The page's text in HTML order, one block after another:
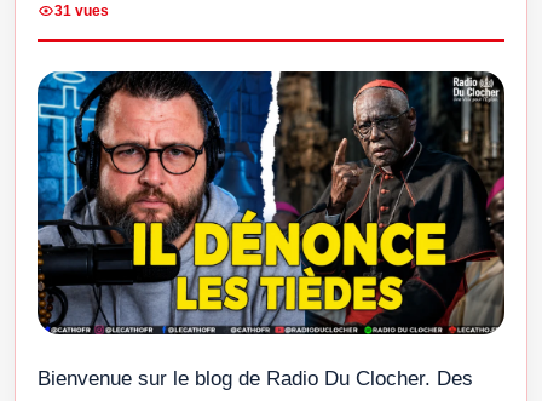
31 vues
Bienvenue sur le blog de Radio Du Clocher. Des